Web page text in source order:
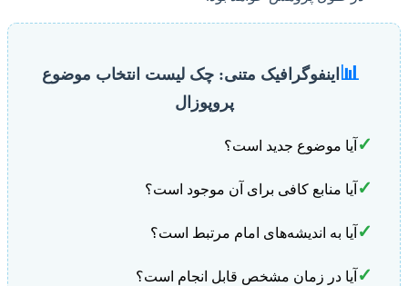
📊 اینفوگرافیک متنی: چک لیست انتخاب موضوع
پروپوزال
✓ آیا موضوع جدید است؟
✓ آیا منابع کافی برای آن موجود است؟
✓ آیا به اندیشه‌های امام مرتبط است؟
✓ آیا در زمان مشخص قابل انجام است؟